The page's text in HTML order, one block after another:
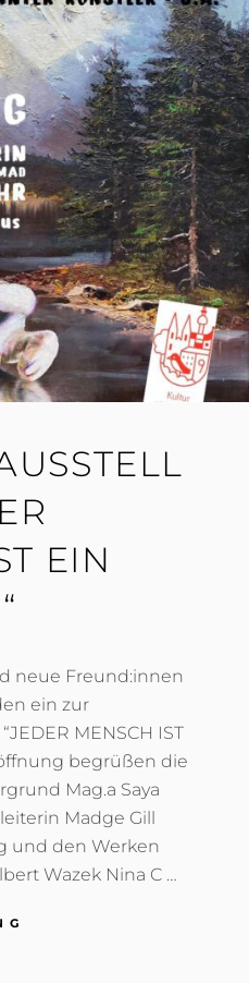
EIN
neue Freund:innen
ein zur
MENSCH IST
begrüßen die
Mag.a Saya
Madge Gill
und den Werken
Wazek Nina C …